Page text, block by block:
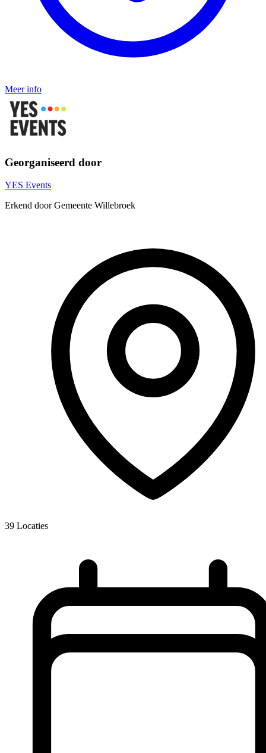
Meer info
Georganiseerd door
YES Events
Erkend door Gemeente Willebroek
39 Locaties